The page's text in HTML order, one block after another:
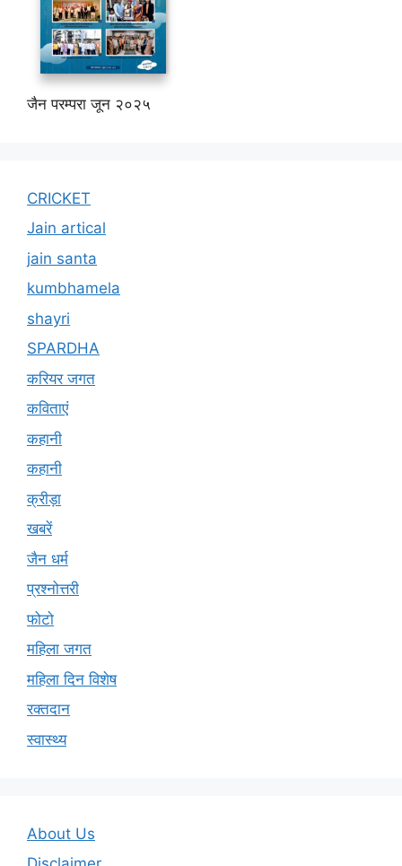
जैन परम्परा जून २०२५
CRICKET
Jain artical
jain santa
kumbhamela
shayri
SPARDHA
करियर जगत
कविताएं
कहानी
कहानी
क्रीड़ा
खबरें
जैन धर्म
प्रश्नोत्तरी
फोटो
महिला जगत
महिला दिन विशेष
रक्तदान
स्वास्थ्य
About Us